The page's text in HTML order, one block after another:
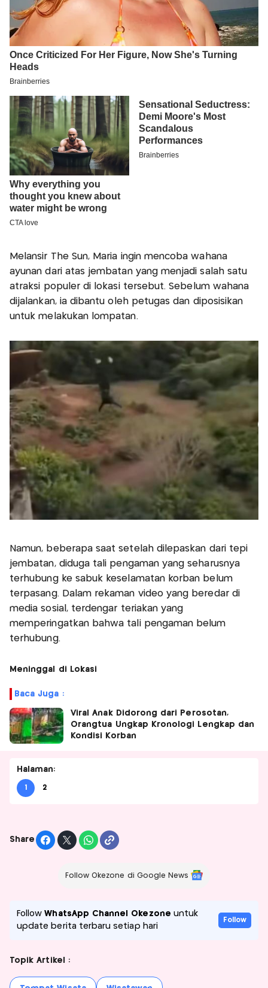
Melansir The Sun, Maria ingin mencoba wahana
ayunan dari atas jembatan yang menjadi salah satu
atraksi populer di lokasi tersebut. Sebelum wahana
dijalankan, ia dibantu oleh petugas dan diposisikan
untuk melakukan lompatan.
Namun, beberapa saat setelah dilepaskan dari tepi
jembatan, diduga tali pengaman yang seharusnya
terhubung ke sabuk keselamatan korban belum
terpasang. Dalam rekaman video yang beredar di
media sosial, terdengar teriakan yang
memperingatkan bahwa tali pengaman belum
terhubung.
Meninggal di Lokasi
Baca Juga :
Viral Anak Didorong dari Perosotan,
Orangtua Ungkap Kronologi Lengkap dan
Kondisi Korban
Halaman:
1 2
Share
Follow Okezone di Google News
FollowWhatsApp Channel Okezone untuk
update berita terbaru setiap hari
Follow
Topik Artikel :